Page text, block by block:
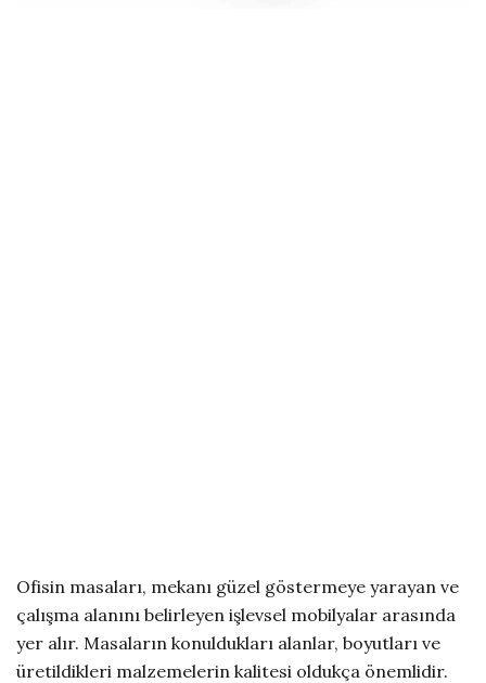
Ofisin masaları, mekanı güzel göstermeye yarayan ve
çalışma alanını belirleyen işlevsel mobilyalar arasında
yer alır. Masaların konuldukları alanlar, boyutları ve
üretildikleri malzemelerin kalitesi oldukça önemlidir.